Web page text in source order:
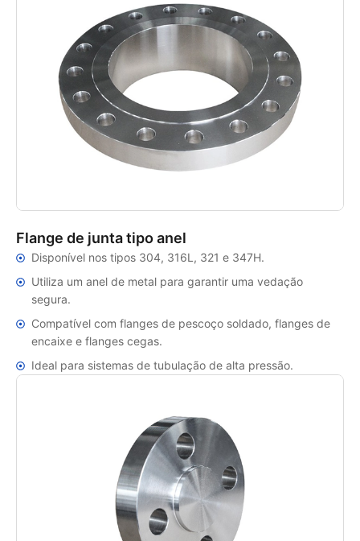
Flange de junta tipo anel
Disponível nos tipos 304, 316L, 321 e 347H.
Utiliza um anel de metal para garantir uma vedação
segura.
Compatível com flanges de pescoço soldado, flanges de
encaixe e flanges cegas.
Ideal para sistemas de tubulação de alta pressão.